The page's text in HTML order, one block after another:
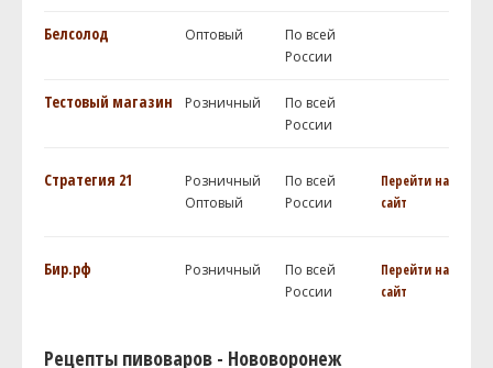
Белсолод Оптовый
По всей
России
Тестовый магазин Розничный
По всей
России
Стратегия 21
Розничный
Оптовый
По всей
России
Перейти на
сайт
Бир.рф Розничный
По всей
России
Перейти на
сайт
Рецепты пивоваров - Нововоронеж